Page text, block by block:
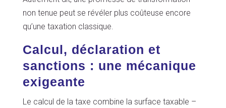
non tenue peut se révéler plus coûteuse encore
qu’une taxation classique.
Calcul, déclaration et
sanctions : une mécanique
exigeante
Le calcul de la taxe combine la surface taxable –